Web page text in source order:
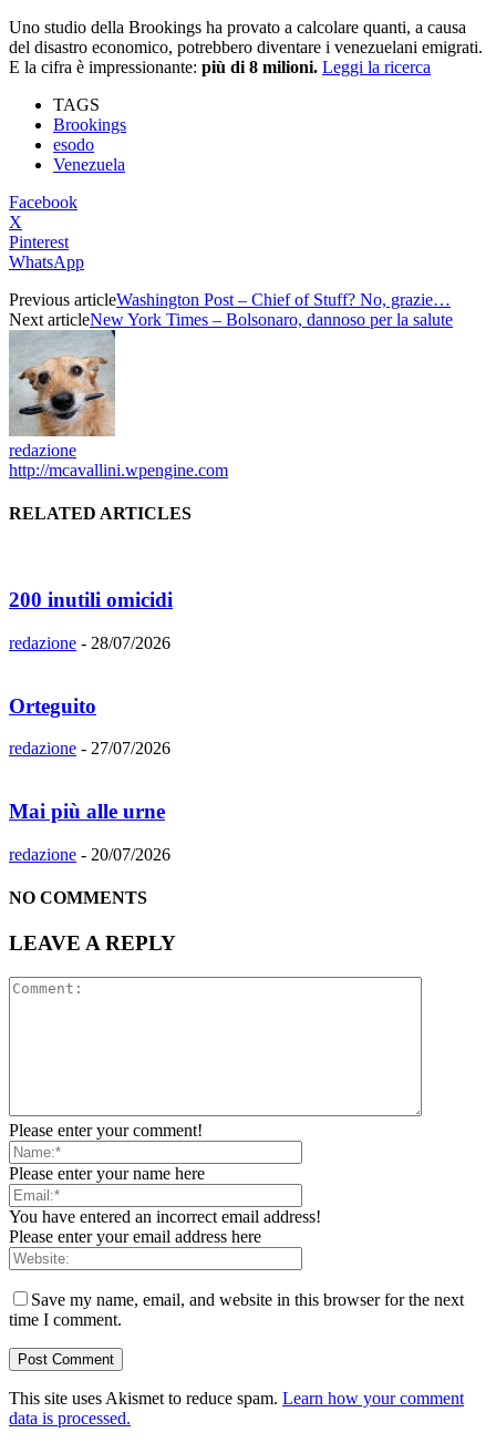
Uno studio della Brookings ha provato a calcolare quanti, a causa
del disastro economico, potrebbero diventare i venezuelani emigrati.
E la cifra è impressionante: più di 8 milioni. Leggi la ricerca
TAGS
Brookings
esodo
Venezuela
Facebook
X
Pinterest
WhatsApp
Previous articleWashington Post – Chief of Stuff? No, grazie…
Next articleNew York Times – Bolsonaro, dannoso per la salute
redazione
http://mcavallini.wpengine.com
RELATED ARTICLES
200 inutili omicidi
redazione - 28/07/2026
Orteguito
redazione - 27/07/2026
Mai più alle urne
redazione - 20/07/2026
NO COMMENTS
LEAVE A REPLY
Please enter your comment!
Please enter your name here
You have entered an incorrect email address!
Please enter your email address here
Save my name, email, and website in this browser for the next
time I comment.
This site uses Akismet to reduce spam. Learn how your comment
data is processed.